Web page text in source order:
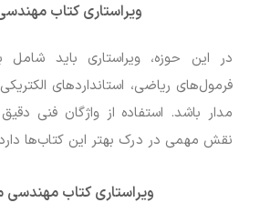
ویراستاری کتاب
در این حوزه، ویراستاری باید شامل
فرمول‌های ریاضی، استانداردهای
مدار باشد. استفاده از واژگان فنی
نقش مهمی در درک بهتر این کتاب‌ها
ویراستاری کتاب مهندسی